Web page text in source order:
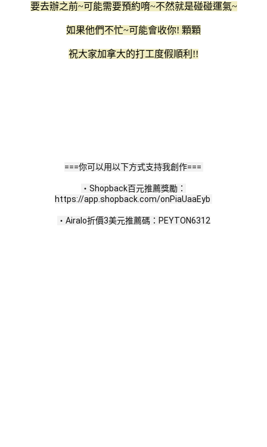
要去辦之前~可能需要預約唷~不然就是碰碰運氣~
如果他們不忙~可能會收你! 顆顆
祝大家加拿大的打工度假順利!!
===你可以用以下方式支持我創作===
・Shopback百元推薦獎勵：
https://app.shopback.com/onPiaUaaEyb
・Airalo折價3美元推薦碼：PEYTON6312